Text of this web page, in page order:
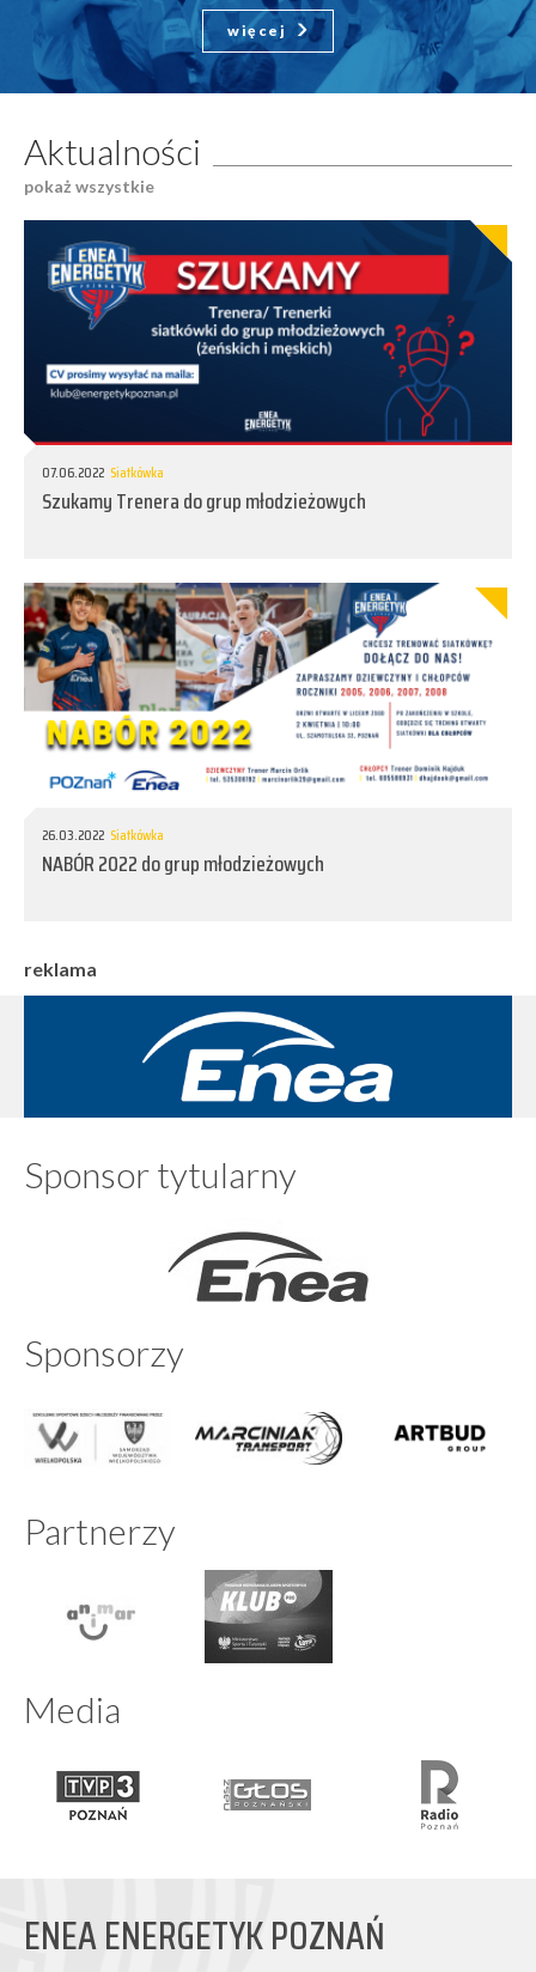
więcej
Aktualności
pokaż wszystkie
07.06.2022 Siatkówka
Szukamy Trenera do grup młodzieżowych
26.03.2022 Siatkówka
NABÓR 2022 do grup młodzieżowych
reklama
Sponsor tytularny
Sponsorzy
Partnerzy
Media
ENEA ENERGETYK POZNAŃ